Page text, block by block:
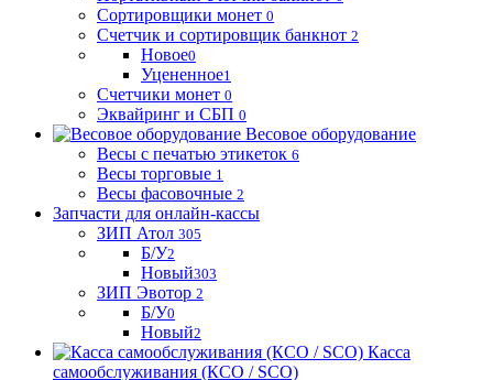
Сортировщики монет 0
Счетчик и сортировщик банкнот 2
Новое0
Уцененное1
Счетчики монет 0
Эквайринг и СБП 0
Весовое оборудование
Весы с печатью этикеток 6
Весы торговые 1
Весы фасовочные 2
Запчасти для онлайн-кассы
ЗИП Атол 305
Б/У2
Новый303
ЗИП Эвотор 2
Б/У0
Новый2
Касса
самообслуживания (КСО / SCO)